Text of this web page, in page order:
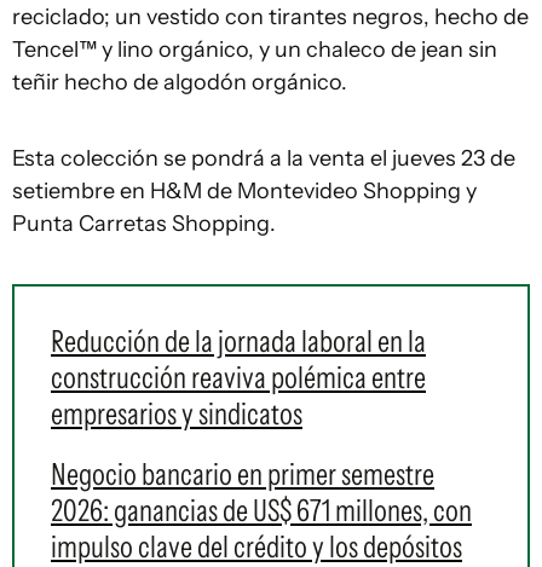
reciclado; un vestido con tirantes negros, hecho de
Tencel™ y lino orgánico, y un chaleco de jean sin
teñir hecho de algodón orgánico.
Esta colección se pondrá a la venta el jueves 23 de
setiembre en H&M de Montevideo Shopping y
Punta Carretas Shopping.
Reducción de la jornada laboral en la
construcción reaviva polémica entre
empresarios y sindicatos
Negocio bancario en primer semestre
2026: ganancias de US$ 671 millones, con
impulso clave del crédito y los depósitos